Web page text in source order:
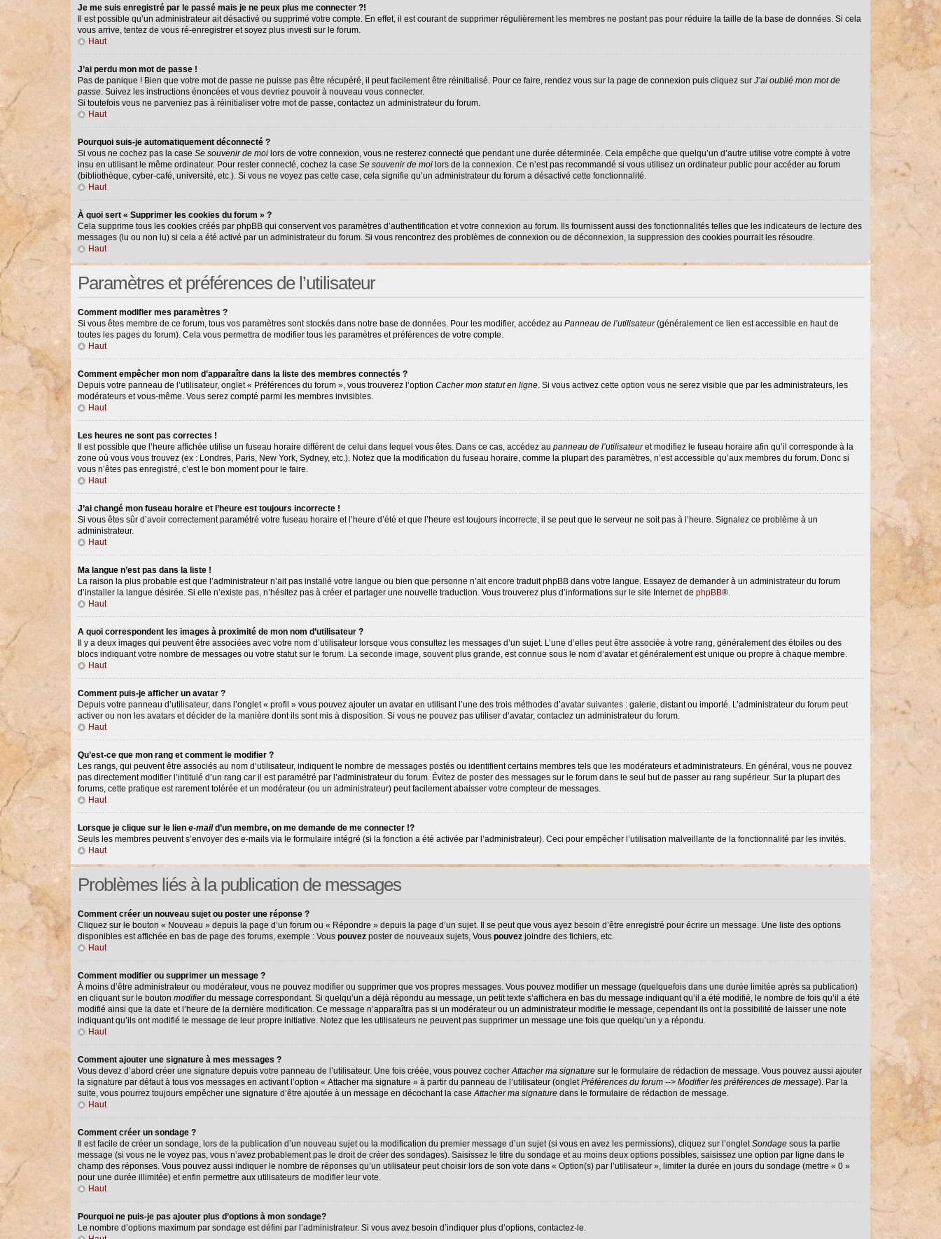
Je me suis enregistré par le passé mais je ne peux plus me connecter ?!
Il est possible qu’un administrateur ait désactivé ou supprimé votre compte. En effet, il est courant de supprimer régulièrement les membres ne postant pas pour réduire la taille de la base de données. Si cela
vous arrive, tentez de vous ré-enregistrer et soyez plus investi sur le forum.
Haut
J’ai perdu mon mot de passe !
Pas de panique ! Bien que votre mot de passe ne puisse pas être récupéré, il peut facilement être réinitialisé. Pour ce faire, rendez vous sur la page de connexion puis cliquez sur J’ai oublié mon mot de
passe. Suivez les instructions énoncées et vous devriez pouvoir à nouveau vous connecter.
Si toutefois vous ne parveniez pas à réinitialiser votre mot de passe, contactez un administrateur du forum.
Haut
Pourquoi suis-je automatiquement déconnecté ?
Si vous ne cochez pas la case Se souvenir de moilors de votre connexion, vous ne resterez connecté que pendant une durée déterminée. Cela empêche que quelqu’un d’autre utilise votre compte à votre
insu en utilisant le même ordinateur. Pour rester connecté, cochez la case Se souvenir de moilors de la connexion. Ce n’est pas recommandé si vous utilisez un ordinateur public pour accéder au forum
(bibliothèque, cyber-café, université, etc.). Si vous ne voyez pas cette case, cela signifie qu’un administrateur du forum a désactivé cette fonctionnalité.
Haut
À quoi sert « Supprimer les cookies du forum » ?
Cela supprime tous les cookies créés par phpBB qui conservent vos paramètres d’authentification et votre connexion au forum. Ils fournissent aussi des fonctionnalités telles que les indicateurs de lecture des
messages (lu ou non lu) si cela a été activé par un administrateur du forum. Si vous rencontrez des problèmes de connexion ou de déconnexion, la suppression des cookies pourrait les résoudre.
Haut
Paramètres et préférences de l’utilisateur
Comment modifier mes paramètres ?
Si vous êtes membre de ce forum, tous vos paramètres sont stockés dans notre base de données. Pour les modifier, accédez au Panneau de l’utilisateur(généralement ce lien est accessible en haut de
toutes les pages du forum). Cela vous permettra de modifier tous les paramètres et préférences de votre compte.
Haut
Comment empêcher mon nom d’apparaître dans la liste des membres connectés ?
Depuis votre panneau de l’utilisateur, onglet « Préférences du forum », vous trouverez l’option Cacher mon statut en ligne. Si vous activez cette option vous ne serez visible que par les administrateurs, les
modérateurs et vous-même. Vous serez compté parmi les membres invisibles.
Haut
Les heures ne sont pas correctes !
Il est possible que l’heure affichée utilise un fuseau horaire différent de celui dans lequel vous êtes. Dans ce cas, accédez au panneau de l’utilisateuret modifiez le fuseau horaire afin qu’il corresponde à la
zone où vous vous trouvez (ex : Londres, Paris, New York, Sydney, etc.). Notez que la modification du fuseau horaire, comme la plupart des paramètres, n’est accessible qu’aux membres du forum. Donc si
vous n’êtes pas enregistré, c’est le bon moment pour le faire.
Haut
J’ai changé mon fuseau horaire et l’heure est toujours incorrecte !
Si vous êtes sûr d’avoir correctement paramétré votre fuseau horaire et l’heure d’été et que l’heure est toujours incorrecte, il se peut que le serveur ne soit pas à l’heure. Signalez ce problème à un
administrateur.
Haut
Ma langue n’est pas dans la liste !
La raison la plus probable est que l’administrateur n’ait pas installé votre langue ou bien que personne n’ait encore traduit phpBB dans votre langue. Essayez de demander à un administrateur du forum
d’installer la langue désirée. Si elle n’existe pas, n’hésitez pas à créer et partager une nouvelle traduction. Vous trouverez plus d’informations sur le site Internet de phpBB®.
Haut
A quoi correspondent les images à proximité de mon nom d’utilisateur ?
Il y a deux images qui peuvent être associées avec votre nom d’utilisateur lorsque vous consultez les messages d’un sujet. L’une d’elles peut être associée à votre rang, généralement des étoiles ou des
blocs indiquant votre nombre de messages ou votre statut sur le forum. La seconde image, souvent plus grande, est connue sous le nom d’avatar et généralement est unique ou propre à chaque membre.
Haut
Comment puis-je afficher un avatar ?
Depuis votre panneau d’utilisateur, dans l’onglet « profil » vous pouvez ajouter un avatar en utilisant l’une des trois méthodes d’avatar suivantes : galerie, distant ou importé. L’administrateur du forum peut
activer ou non les avatars et décider de la manière dont ils sont mis à disposition. Si vous ne pouvez pas utiliser d’avatar, contactez un administrateur du forum.
Haut
Qu’est-ce que mon rang et comment le modifier ?
Les rangs, qui peuvent être associés au nom d’utilisateur, indiquent le nombre de messages postés ou identifient certains membres tels que les modérateurs et administrateurs. En général, vous ne pouvez
pas directement modifier l’intitulé d’un rang car il est paramétré par l’administrateur du forum. Évitez de poster des messages sur le forum dans le seul but de passer au rang supérieur. Sur la plupart des
forums, cette pratique est rarement tolérée et un modérateur (ou un administrateur) peut facilement abaisser votre compteur de messages.
Haut
Lorsque je clique sur le lien e-maild’un membre, on me demande de me connecter !?
Seuls les membres peuvent s’envoyer des e-mails via le formulaire intégré (si la fonction a été activée par l’administrateur). Ceci pour empêcher l’utilisation malveillante de la fonctionnalité par les invités.
Haut
Problèmes liés à la publication de messages
Comment créer un nouveau sujet ou poster une réponse ?
Cliquez sur le bouton « Nouveau » depuis la page d’un forum ou « Répondre » depuis la page d’un sujet. Il se peut que vous ayez besoin d’être enregistré pour écrire un message. Une liste des options
disponibles est affichée en bas de page des forums, exemple : Vous pouvezposter de nouveaux sujets, Vous pouvezjoindre des fichiers, etc.
Haut
Comment modifier ou supprimer un message ?
À moins d’être administrateur ou modérateur, vous ne pouvez modifier ou supprimer que vos propres messages. Vous pouvez modifier un message (quelquefois dans une durée limitée après sa publication)
en cliquant sur le bouton modifierdu message correspondant. Si quelqu’un a déjà répondu au message, un petit texte s’affichera en bas du message indiquant qu’il a été modifié, le nombre de fois qu’il a été
modifié ainsi que la date et l’heure de la dernière modification. Ce message n’apparaîtra pas si un modérateur ou un administrateur modifie le message, cependant ils ont la possibilité de laisser une note
indiquant qu’ils ont modifié le message de leur propre initiative. Notez que les utilisateurs ne peuvent pas supprimer un message une fois que quelqu’un y a répondu.
Haut
Comment ajouter une signature à mes messages ?
Vous devez d’abord créer une signature depuis votre panneau de l’utilisateur. Une fois créée, vous pouvez cocherAttacher ma signaturesur le formulaire de rédaction de message. Vous pouvez aussi ajouter
la signature par défaut à tous vos messages en activant l’option « Attacher ma signature » à partir du panneau de l’utilisateur (ongletPréférences du forum --> Modifier les préférences de message). Par la
suite, vous pourrez toujours empêcher une signature d’être ajoutée à un message en décochant la caseAttacher ma signaturedans le formulaire de rédaction de message.
Haut
Comment créer un sondage ?
Il est facile de créer un sondage, lors de la publication d’un nouveau sujet ou la modification du premier message d’un sujet (si vous en avez les permissions), cliquez sur l’ongletSondagesous la partie
message (si vous ne le voyez pas, vous n’avez probablement pas le droit de créer des sondages). Saisissez le titre du sondage et au moins deux options possibles, saisissez une option par ligne dans le
champ des réponses. Vous pouvez aussi indiquer le nombre de réponses qu’un utilisateur peut choisir lors de son vote dans « Option(s) par l’utilisateur », limiter la durée en jours du sondage (mettre « 0 »
pour une durée illimitée) et enfin permettre aux utilisateurs de modifier leur vote.
Haut
Pourquoi ne puis-je pas ajouter plus d’options à mon sondage?
Le nombre d’options maximum par sondage est défini par l’administrateur. Si vous avez besoin d’indiquer plus d’options, contactez-le.